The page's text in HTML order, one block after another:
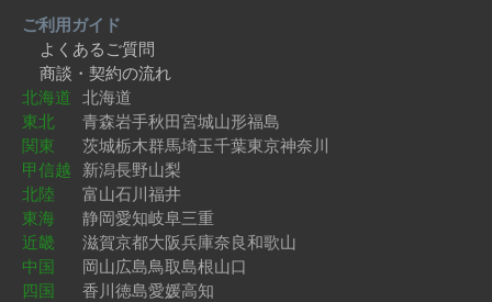
ご利用ガイド
よくあるご質問
商談・契約の流れ
北海道 北海道
東北
青森岩手秋田宮城山形福島
関東
茨城栃木群馬埼玉千葉東京神奈川
甲信越 新潟長野山梨
北陸
富山石川福井
東海
静岡愛知岐阜三重
近畿
滋賀京都大阪兵庫奈良和歌山
中国
岡山広島鳥取島根山口
四国
香川徳島愛媛高知